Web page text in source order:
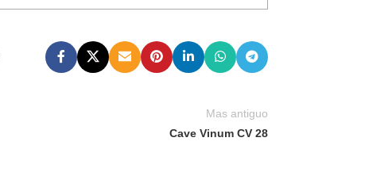
Mas antiguo
Cave Vinum CV 28